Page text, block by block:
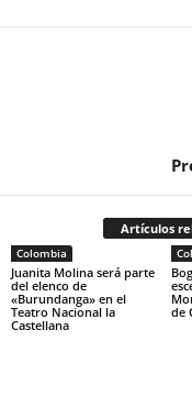
Artículos
Colombia
Juanita Molina será parte
del elenco de
«Burundanga» en el
Teatro Nacional la
Castellana
de